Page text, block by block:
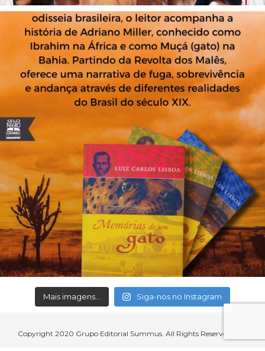
Mais imagens... Siga-nos no Instagram
Copyright 2020 Grupo Editorial Summus. All Rights Reserved.